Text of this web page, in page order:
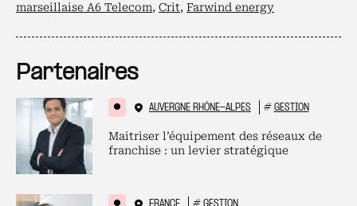
marseillaise A6 Telecom, Crit, Farwind energy
Partenaires
AUVERGNE RHÔNE-ALPES # GESTION
Maitriser l’équipement des réseaux de
franchise : un levier stratégique